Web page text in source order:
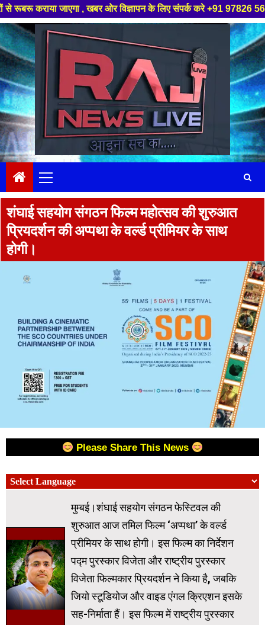
जाएगा , खबर ओर विज्ञापन के लिए संपर्क करे +91 97826 56423
Skip
to
content
Menu
शंघाई सहयोग संगठन फिल्म महोत्सव की शुरुआत
प्रियदर्शन की अप्पथा के वर्ल्ड प्रीमियर के साथ
होगी।
Please Share This News
मुम्बई।शंघाई सहयोग संगठन फेस्टिवल की
शुरुआत आज तमिल फिल्म ‘अप्पथा’ के वर्ल्ड
प्रीमियर के साथ होगी। इस फिल्म का निर्देशन
पद्म पुरस्कार विजेता और राष्ट्रीय पुरस्कार
विजेता फिल्मकार प्रियदर्शन ने किया है, जबकि
जियो स्टूडियोज और वाइड एंगल क्रिएशन इसके
सह-निर्माता हैं। इस फिल्म में राष्ट्रीय पुरस्कार